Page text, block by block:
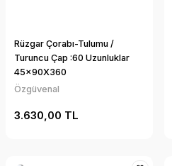
Rüzgar Çorabı-Tulumu /
Turuncu Çap :60 Uzunluklar
45x90X360
Özgüvenal
3.630,00 TL